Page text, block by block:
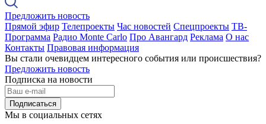
Предложить новость
Прямой эфир Телепроекты Час новостей Спецпроекты ТВ-
Программа Радио Monte Carlo Про Авангард Реклама О нас
Контакты Правовая информация
Вы стали очевидцем интересного события или происшествия?
Предложить новость
Подписка на новости
Подписаться
Мы в социальных сетях